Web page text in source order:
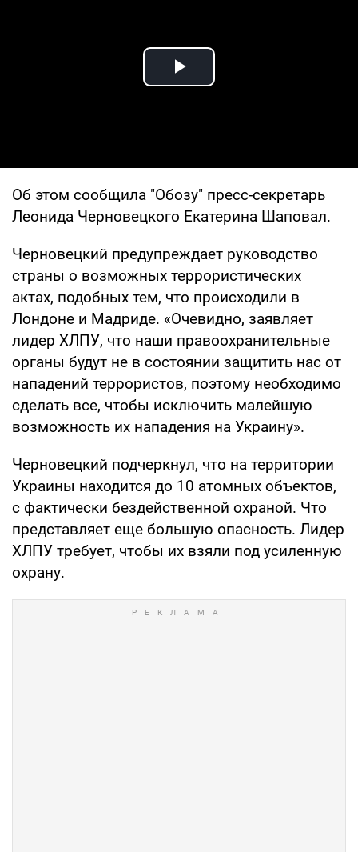
Play Video
Об этом сообщила "Обозу" пресс-секретарь
Леонида Черновецкого Екатерина Шаповал.
Черновецкий предупреждает руководство
страны о возможных террористических
актах, подобных тем, что происходили в
Лондоне и Мадриде. «Очевидно, заявляет
лидер ХЛПУ, что наши правоохранительные
органы будут не в состоянии защитить нас от
нападений террористов, поэтому необходимо
сделать все, чтобы исключить малейшую
возможность их нападения на Украину».
Черновецкий подчеркнул, что на территории
Украины находится до 10 атомных объектов,
с фактически бездейственной охраной. Что
представляет еще большую опасность. Лидер
ХЛПУ требует, чтобы их взяли под усиленную
охрану.